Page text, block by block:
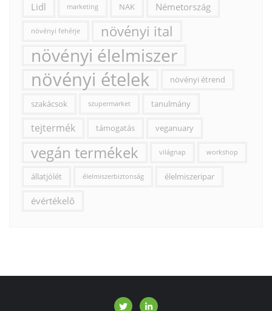
Lidl marketing NAK Németország
növényi fehérje növényi ital
növényi élelmiszer
növényi ételek növényi étrend
szakácsok szupermarket tanulmány
tejtermék támogatás veganuary
vegán termékek világnap workshop
állatjólét élelmiszerbiztonság élelmiszeripar
évértékelő